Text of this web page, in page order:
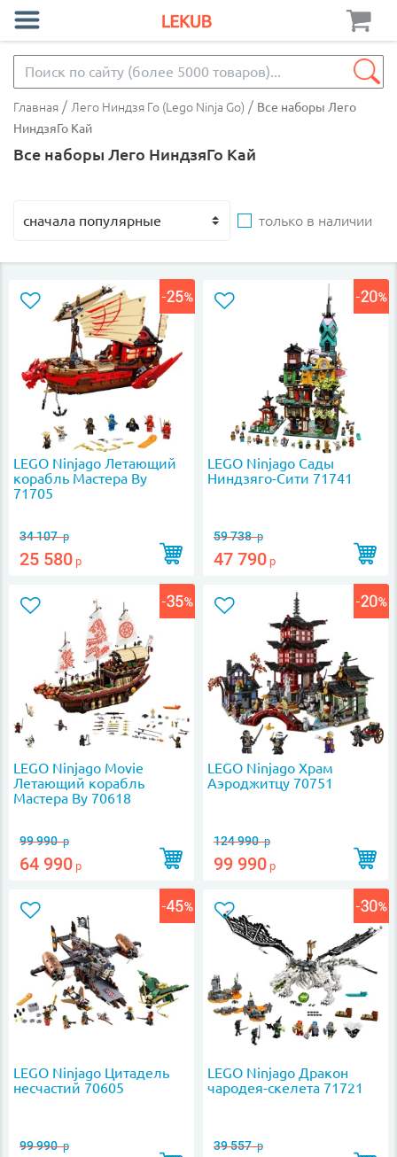
Главная / Лего Ниндзя Го (Lego Ninja Go) / Все наборы Лего
НиндзяГо Кай
Все наборы Лего НиндзяГо Кай
только в наличии
LEGO Ninjago Летающий
корабль Мастера Ву
71705
34 107р
25 580 р
LEGO Ninjago Сады
Ниндзяго-Сити 71741
59 738р
47 790 р
LEGO Ninjago Movie
Летающий корабль
Мастера Ву 70618
99 990р
64 990 р
LEGO Ninjago Храм
Аэроджитцу 70751
124 990р
99 990 р
LEGO Ninjago Цитадель
несчастий 70605
99 990р
LEGO Ninjago Дракон
чародея-скелета 71721
39 557р